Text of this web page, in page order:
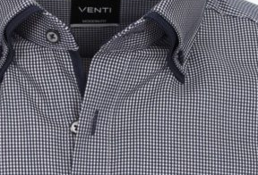
neuleet
ja hameet
ja hameet
housut
trikoo-ja collegehousut
farkut
shortsit